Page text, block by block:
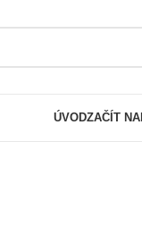
ÚVODZAČÍT